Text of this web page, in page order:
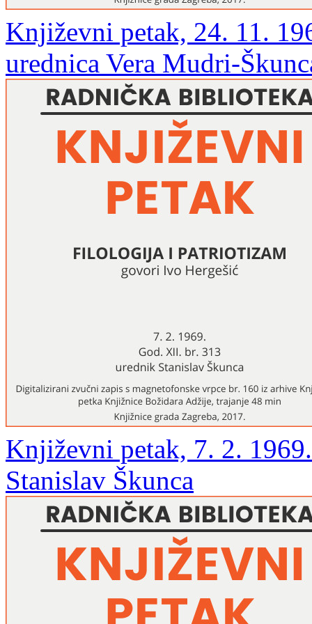
Književni petak, 24. 11.
urednica Vera Mudri-
Književni petak, 7. 2.
Stanislav Škunca